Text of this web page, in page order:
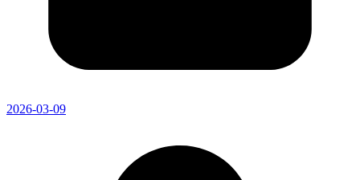
2026-03-09